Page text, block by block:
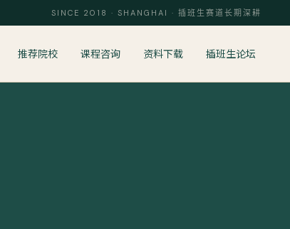
SINCE 2018 · SHANGHAI · 插班生赛道长期深耕
推荐院校 课程咨询 资料下载 插班生论坛